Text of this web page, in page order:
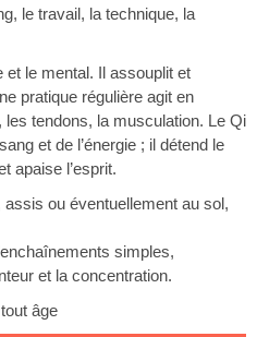
le travail, la technique, la
et le mental. Il assouplit et
pratique régulière agit en
tendons, la musculation. Le Qi
et de l’énergie ; il détend le
apaise l’esprit.
ou éventuellement au sol,
simples,
et la concentration.
âge